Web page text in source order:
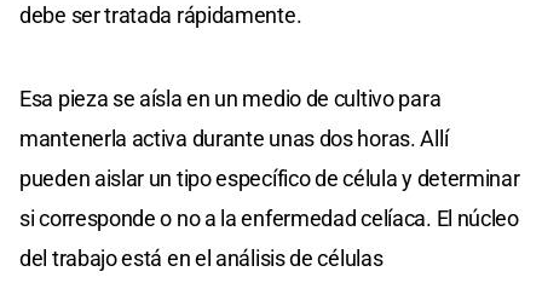
debe ser tratada rápidamente.
Esa pieza se aísla en un medio de cultivo para
mantenerla activa durante unas dos horas. Allí
pueden aislar un tipo específico de célula y determinar
si corresponde o no a la enfermedad celíaca. El núcleo
del trabajo está en el análisis de células